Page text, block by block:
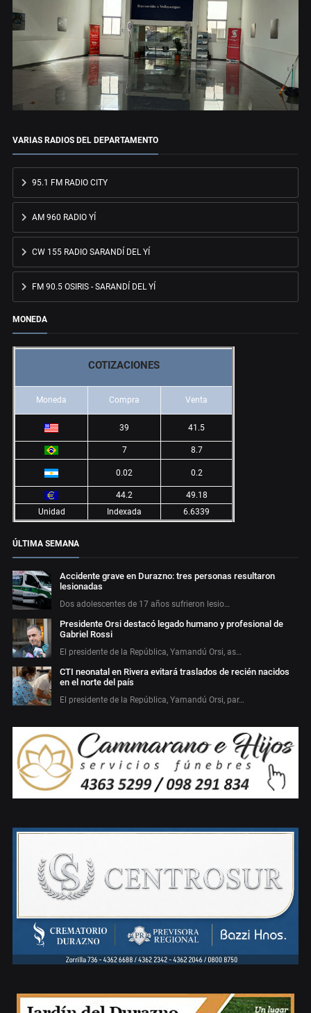
VARIAS RADIOS DEL DEPARTAMENTO
95.1 FM RADIO CITY
AM 960 RADIO YÍ
CW 155 RADIO SARANDÍ DEL YÍ
FM 90.5 OSIRIS - SARANDÍ DEL YÍ
MONEDA
COTIZACIONES
Moneda Compra Venta
39 41.5
7 8.7
0.02 0.2
44.2
49.18
Unidad
Indexada 6.6339
ÚLTIMA SEMANA
Accidente grave en Durazno: tres personas resultaron
lesionadas
Dos adolescentes de 17 años sufrieron lesio…
Presidente Orsi destacó legado humano y profesional de
Gabriel Rossi
El presidente de la República, Yamandú Orsi, as…
CTI neonatal en Rivera evitará traslados de recién nacidos
en el norte del país
El presidente de la República, Yamandú Orsi, par…